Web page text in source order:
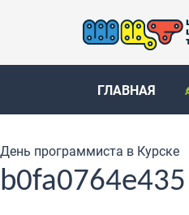
ГЛАВНАЯ
День программиста в Курске
b0fa0764e435